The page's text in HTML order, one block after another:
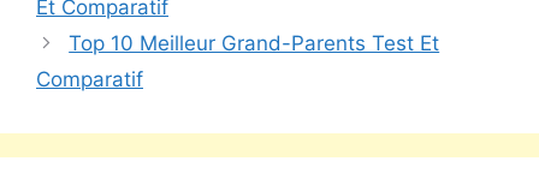
Et Comparatif
Top 10 Meilleur Grand-Parents Test Et
Comparatif